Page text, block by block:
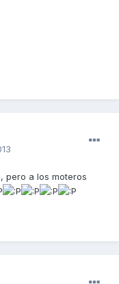
pero a los moteros